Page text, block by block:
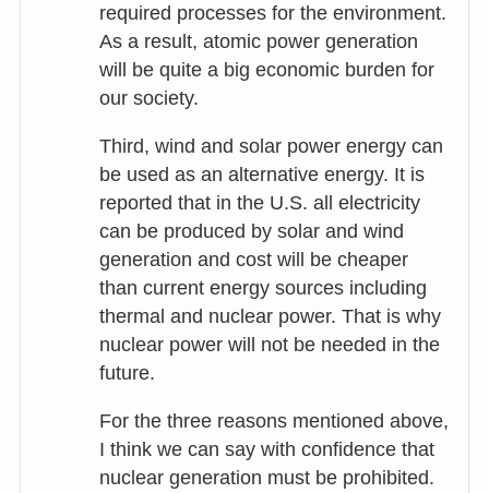
required processes for the environment.
As a result, atomic power generation
will be quite a big economic burden for
our society.
Third, wind and solar power energy can
be used as an alternative energy. It is
reported that in the U.S. all electricity
can be produced by solar and wind
generation and cost will be cheaper
than current energy sources including
thermal and nuclear power. That is why
nuclear power will not be needed in the
future.
For the three reasons mentioned above,
I think we can say with confidence that
nuclear generation must be prohibited.